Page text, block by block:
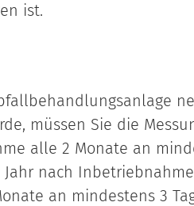
ist.
müssen Sie die
alle 2 Monate an
nach
an mindestens 3